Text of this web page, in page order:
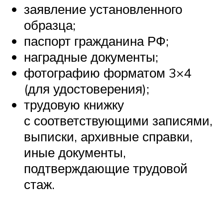
заявление установленного
образца;
паспорт гражданина РФ;
наградные документы;
фотографию форматом 3×4
(для удостоверения);
трудовую книжку
с соответствующими записями,
выписки, архивные справки,
иные документы,
подтверждающие трудовой
стаж.